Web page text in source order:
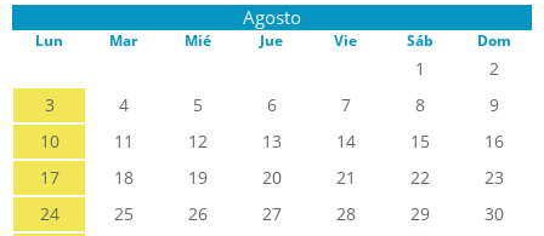
Agosto
Lun Mar Mié Jue Vie Sáb Dom
1
2
3
4 5 6 7 8
9
10
11 12 13 14 15
16
17
18 19 20 21 22
23
24
25 26 27 28 29
30